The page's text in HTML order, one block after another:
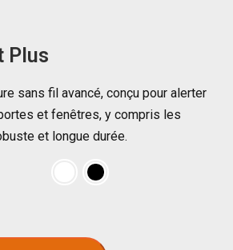
Plus
sans fil avancé, conçu pour alerter
et fenêtres, y compris les
et longue durée.